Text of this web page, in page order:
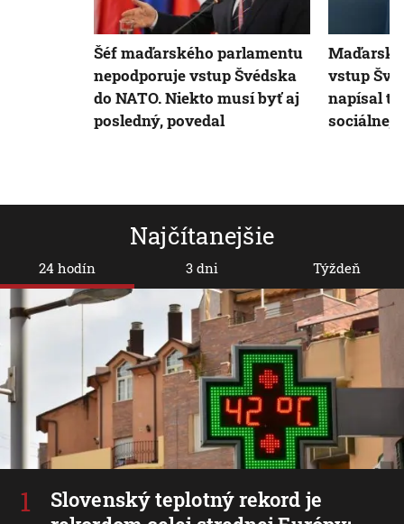
Najčítanejšie
24 hodín
Slovenský teplotný rekord je
3 dni Týždeň
Šéf maďarského parlamentu
nepodporuje vstup Švédska
do NATO. Niekto musí byť aj
posledný, povedal
vstup
napísal
sociálnej